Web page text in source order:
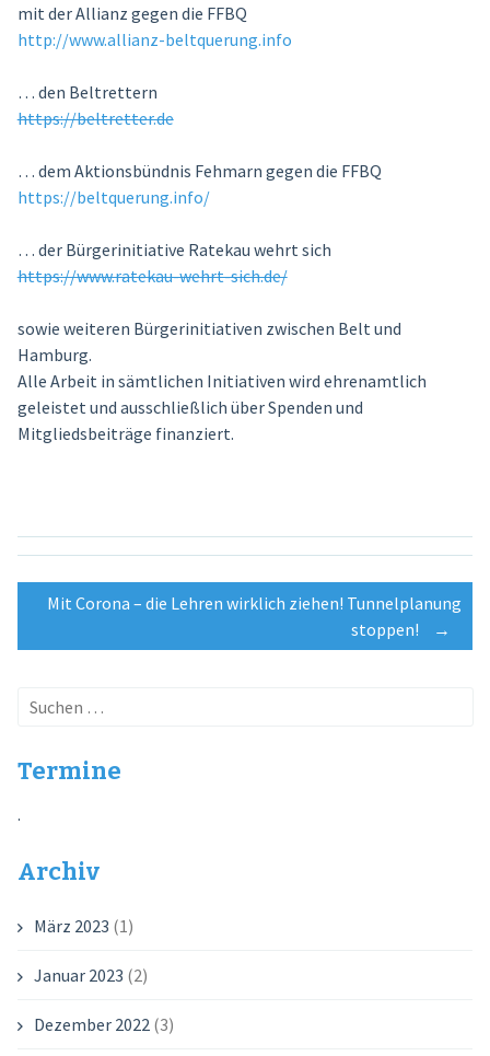
mit der Allianz gegen die FFBQ
http://www.allianz-beltquerung.info
… den Beltrettern
https://beltretter.de
… dem Aktionsbündnis Fehmarn gegen die FFBQ
https://beltquerung.info/
… der Bürgerinitiative Ratekau wehrt sich
https://www.ratekau-wehrt-sich.de/
sowie weiteren Bürgerinitiativen zwischen Belt und
Hamburg.
Alle Arbeit in sämtlichen Initiativen wird ehrenamtlich
geleistet und ausschließlich über Spenden und
Mitgliedsbeiträge finanziert.
Post
Mit Corona – die Lehren wirklich ziehen! Tunnelplanung
stoppen!
→
Suchen
Termine
.
Archiv
März 2023 (1)
Januar 2023 (2)
Dezember 2022 (3)